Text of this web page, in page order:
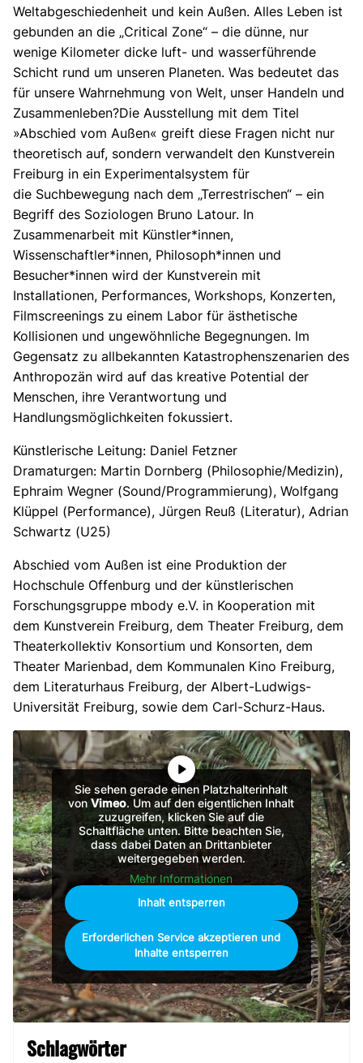
Weltabgeschiedenheit und kein Außen. Alles Leben ist
gebunden an die „Critical Zone“ – die dünne, nur
wenige Kilometer dicke luft- und wasserführende
Schicht rund um unseren Planeten. Was bedeutet das
für unsere Wahrnehmung von Welt, unser Handeln und
Zusammenleben?Die Ausstellung mit dem Titel
»Abschied vom Außen« greift diese Fragen nicht nur
theoretisch auf, sondern verwandelt den Kunstverein
Freiburg in ein Experimentalsystem für
die Suchbewegung nach dem „Terrestrischen“ – ein
Begriff des Soziologen Bruno Latour. In
Zusammenarbeit mit Künstler*innen,
Wissenschaftler*innen, Philosoph*innen und
Besucher*innen wird der Kunstverein mit
Installationen, Performances, Workshops, Konzerten,
Filmscreenings zu einem Labor für ästhetische
Kollisionen und ungewöhnliche Begegnungen. Im
Gegensatz zu allbekannten Katastrophenszenarien des
Anthropozän wird auf das kreative Potential der
Menschen, ihre Verantwortung und
Handlungsmöglichkeiten fokussiert.
Künstlerische Leitung: Daniel Fetzner
Dramaturgen: Martin Dornberg (Philosophie/Medizin),
Ephraim Wegner (Sound/Programmierung), Wolfgang
Klüppel (Performance), Jürgen Reuß (Literatur), Adrian
Schwartz (U25)
Abschied vom Außen ist eine Produktion der
Hochschule Offenburg und der künstlerischen
Forschungsgruppe mbody e.V. in Kooperation mit
dem Kunstverein Freiburg, dem Theater Freiburg, dem
Theaterkollektiv Konsortium und Konsorten, dem
Theater Marienbad, dem Kommunalen Kino Freiburg,
dem Literaturhaus Freiburg, der Albert-Ludwigs-
Universität Freiburg, sowie dem Carl-Schurz-Haus.
Sie sehen gerade einen Platzhalterinhalt
vonVimeo. Um auf den eigentlichen Inhalt
zuzugreifen, klicken Sie auf die
Schaltfläche unten. Bitte beachten Sie,
dass dabei Daten an Drittanbieter
weitergegeben werden.
Mehr Informationen
Inhalt entsperren
Erforderlichen Service akzeptieren und
Inhalte entsperren
Schlagwörter